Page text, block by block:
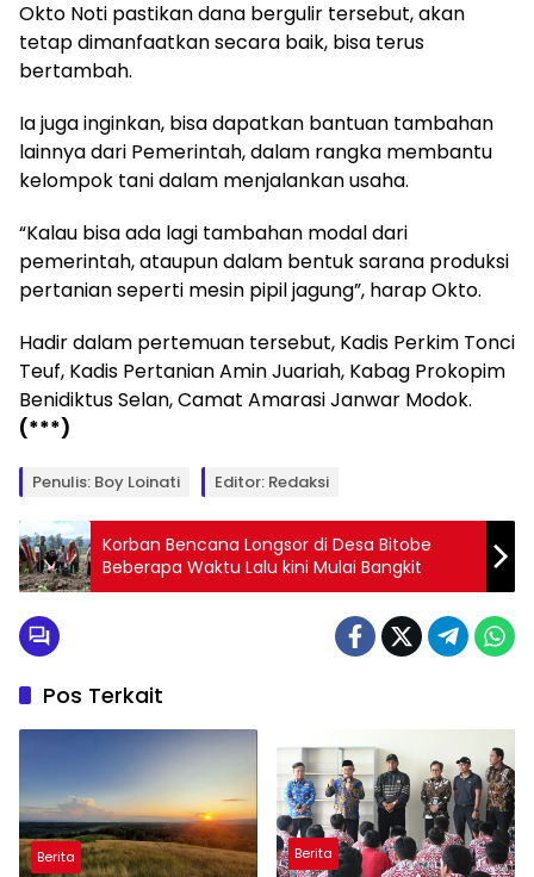
Okto Noti pastikan dana bergulir tersebut, akan
tetap dimanfaatkan secara baik, bisa terus
bertambah.
Ia juga inginkan, bisa dapatkan bantuan tambahan
lainnya dari Pemerintah, dalam rangka membantu
kelompok tani dalam menjalankan usaha.
“Kalau bisa ada lagi tambahan modal dari
pemerintah, ataupun dalam bentuk sarana produksi
pertanian seperti mesin pipil jagung”, harap Okto.
Hadir dalam pertemuan tersebut, Kadis Perkim Tonci
Teuf, Kadis Pertanian Amin Juariah, Kabag Prokopim
Benidiktus Selan, Camat Amarasi Janwar Modok.
(***)
Penulis: Boy Loinati Editor: Redaksi
Korban Bencana Longsor di Desa Bitobe
Beberapa Waktu Lalu kini Mulai Bangkit
Pos Terkait
Berita Berita